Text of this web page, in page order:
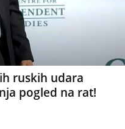
ruskih udara
pogled na rat!